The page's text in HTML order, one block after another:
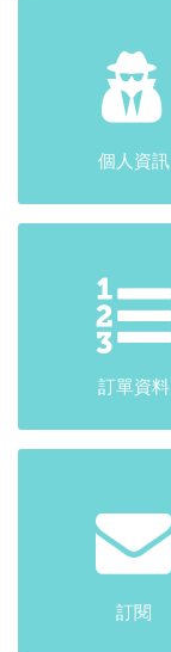
個人資訊
訂單資料
訂閱